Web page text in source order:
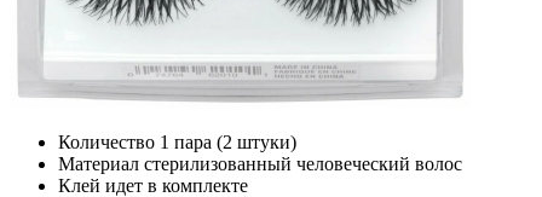
Количество 1 пара (2 штуки)
Материал стерилизованный человеческий волос
Клей идет в комплекте